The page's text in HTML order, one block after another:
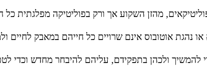
מהזן השקוע אך ורק בפוליטיקה מפלגתית כל
נהגת אוטובוס אינם שרויים כל חייהם במאבק לחיים